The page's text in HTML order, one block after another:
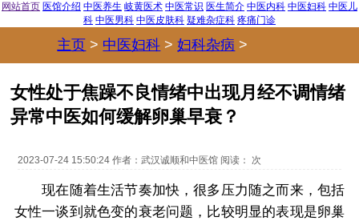
网站首页 医馆介绍 中医养生 岐黄医术 中医常识 医生简介 中医内科 中医妇科 中医儿
科 中医男科 中医皮肤科 疑难杂症科 疼痛门诊
主页 > 中医妇科 >妇科杂病 >
女性处于焦躁不良情绪中出现月经不调情绪
异常中医如何缓解卵巢早衰？
2023-07-24 15:50:24 作者：武汉诚顺和中医馆 阅读： 次
现在随着生活节奏加快，很多压力随之而来，包括
女性一谈到就色变的衰老问题，比较明显的表现是卵巢